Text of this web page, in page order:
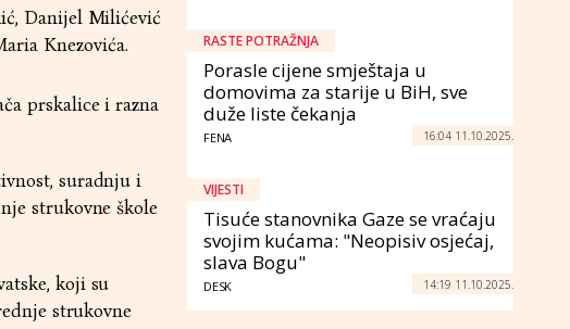
Danijel Milićević
Knezovića.
prskalice i razna
suradnju i
strukovne škole
koji su
strukovne
RASTE POTRAŽNJA
Porasle cijene smještaja u
domovima za starije u BiH, sve
duže liste čekanja
FENA 16:04 11.10.2025.
VIJESTI
Tisuće stanovnika Gaze se vraćaju
svojim kućama: "Neopisiv osjećaj,
slava Bogu"
DESK 14:19 11.10.2025.